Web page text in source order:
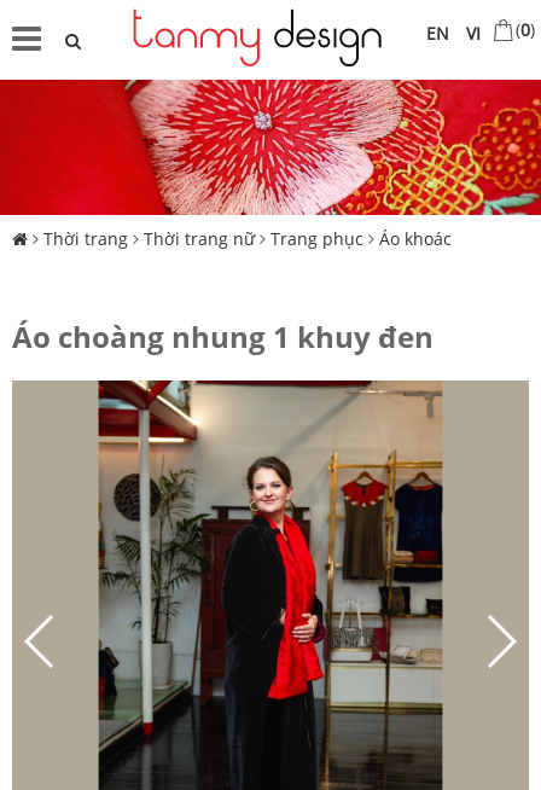
VI
EN (0)
Thời trang Thời trang nữ Trang phục Áo khoác
Áo choàng nhung 1 khuy đen